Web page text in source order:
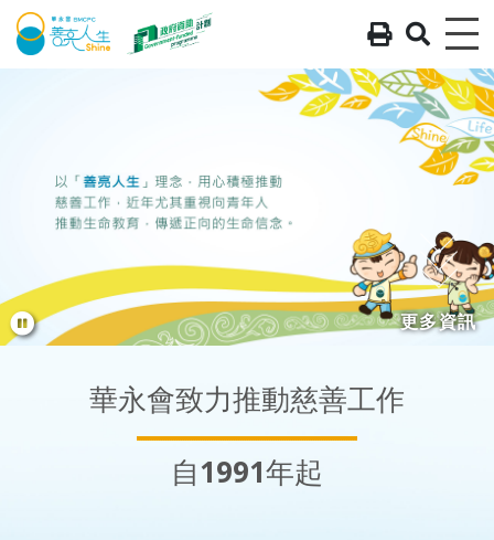
列印 - 移
搜
更多資訊
暫停幻燈片
華永會致力推動慈善工作
自1991年起